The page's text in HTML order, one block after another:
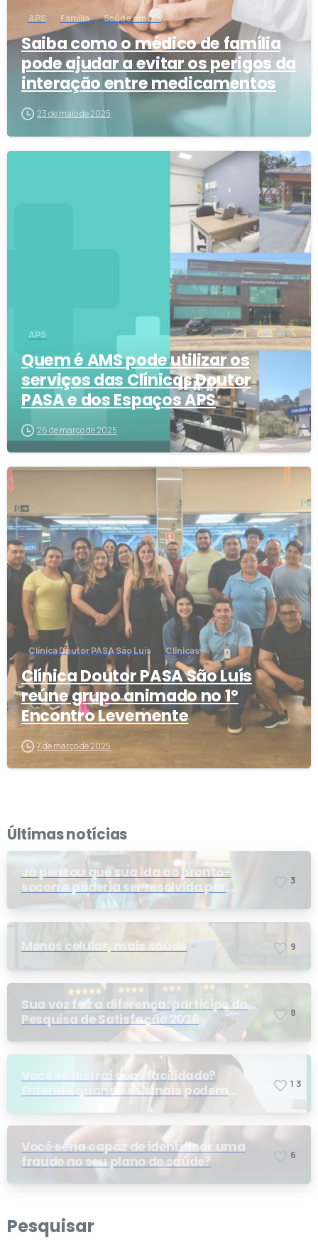
APS Família Saúde em Dia
Saiba como o médico de família
pode ajudar a evitar os perigos da
interação entre medicamentos
23 de maio de 2025
0
APS
Quem é AMS pode utilizar os
serviços das Clínicas Doutor
PASA e dos Espaços APS
26 de março de 2025
Clínica Doutor PASA São Luís Clinicas
Clínica Doutor PASA São Luís
reúne grupo animado no 1º
Encontro Levemente
7 de março de 2025
Últimas notícias
Já pensou que sua ida ao pronto-
socorro poderia ser resolvida por
telemedicina?
3
Menos celular, mais saúde 9
Sua voz faz a diferença: participe da
Pesquisa de Satisfação 2026
8
Você se distrai com facilidade?
Entenda quando os sinais podem
1 3
Você seria capaz de identificar uma
fraude no seu plano de saúde?
6
Pesquisar